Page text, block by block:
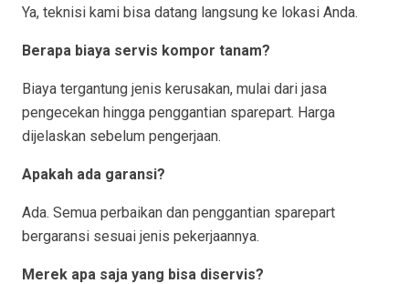
Ya, teknisi kami bisa datang langsung ke lokasi Anda.
Berapa biaya servis kompor tanam?
Biaya tergantung jenis kerusakan, mulai dari jasa
pengecekan hingga penggantian sparepart. Harga
dijelaskan sebelum pengerjaan.
Apakah ada garansi?
Ada. Semua perbaikan dan penggantian sparepart
bergaransi sesuai jenis pekerjaannya.
Merek apa saja yang bisa diservis?